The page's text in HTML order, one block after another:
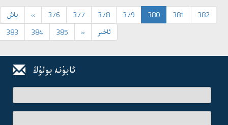
باش « 376 377 378 379 380 381
382
383
384 385 » ئاخىر
ئابۇنە بولۇڭ
ئىسىم-
فامىلىڭىز
ئېلخەت